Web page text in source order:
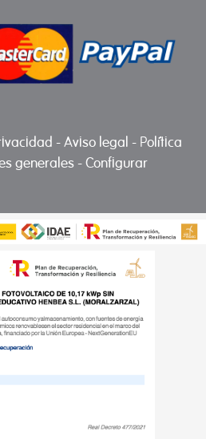
-Aviso legal - Política
generales -Configurar